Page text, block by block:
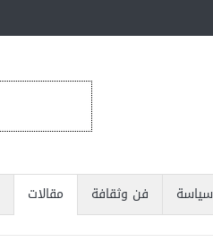
سياسة فن وثقافة مقالات